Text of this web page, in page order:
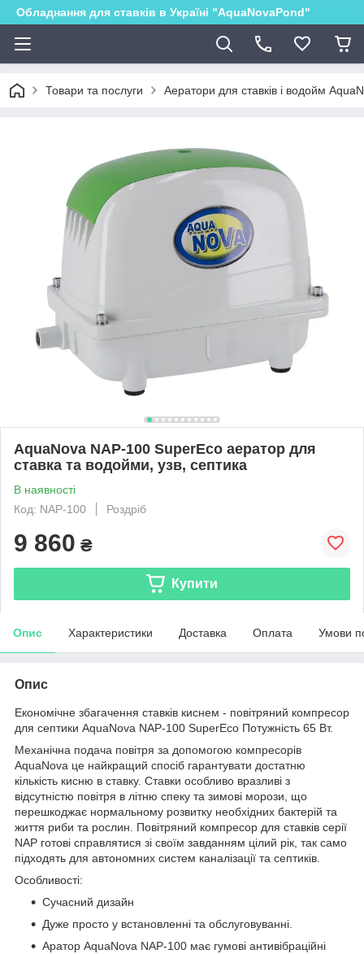
Обладнання для ставків в Україні "AquaNovaPond"
Товари та послуги Аератори для ставків і водойм
AquaNova NAP-100 SuperEco аератор для
ставка та водойми, узв, септика
В наявності
Код: NAP-100
Роздріб
9 860 ₴
Купити
Опис Характеристики Доставка Оплата Умови
Опис
Економічне збагачення ставків киснем - повітряний компресор
для септики AquaNova NAP-100 SuperEco Потужність 65 Вт.
Механічна подача повітря за допомогою компресорів
AquaNova це найкращий спосіб гарантувати достатню
кількість кисню в ставку. Ставки особливо вразливі з
відсутністю повітря в літню спеку та зимові морози, що
перешкоджає нормальному розвитку необхідних бактерій та
життя риби та рослин. Повітряний компресор для ставків серії
NAP готові справлятися зі своїм завданням цілий рік, так само
підходять для автономних систем каналізації та септиків.
Особливості:
Сучасний дизайн
Дуже просто у встановленні та обслуговуванні.
Аратор AquaNova NAP-100 має гумові антивібраційні